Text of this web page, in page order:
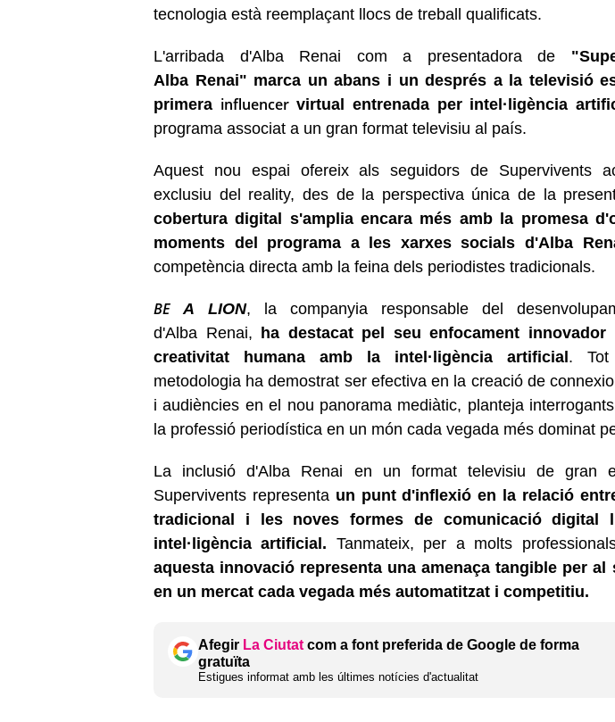
tecnologia està reemplaçant llocs de treball qualificats.
L'arribada d'Alba Renai com a presentadora de "
Alba Renai" marca un abans i un després a la televisió
primera influencervirtual entrenada per intel·ligència
programa associat a un gran format televisiu al país.
Aquest nou espai ofereix als seguidors de Supervivents
exclusiu del reality, des de la perspectiva única de la
cobertura digital s'amplia encara més amb la promesa
moments del programa a les xarxes socials d'Alba
competència directa amb la feina dels periodistes tradicionals.
BEA LION, la companyia responsable del
d'Alba Renai, ha destacat pel seu enfocament
creativitat humana amb la intel·ligència artificial. Tot
metodologia ha demostrat ser efectiva en la creació de
i audiències en el nou panorama mediàtic, planteja
la professió periodística en un món cada vegada més dominat
La inclusió d'Alba Renai en un format televisiu de gran
Supervivents representa un punt d'inflexió en la relació
tradicional i les noves formes de comunicació digital
intel·ligència artificial. Tanmateix, per a molts
aquesta innovació representa una amenaça tangible per al
en un mercat cada vegada més automatitzat i competitiu.
Afegir La Ciutat com a font preferida de Google de forma
gratuïta
Estigues informat amb les últimes notícies d'actualitat